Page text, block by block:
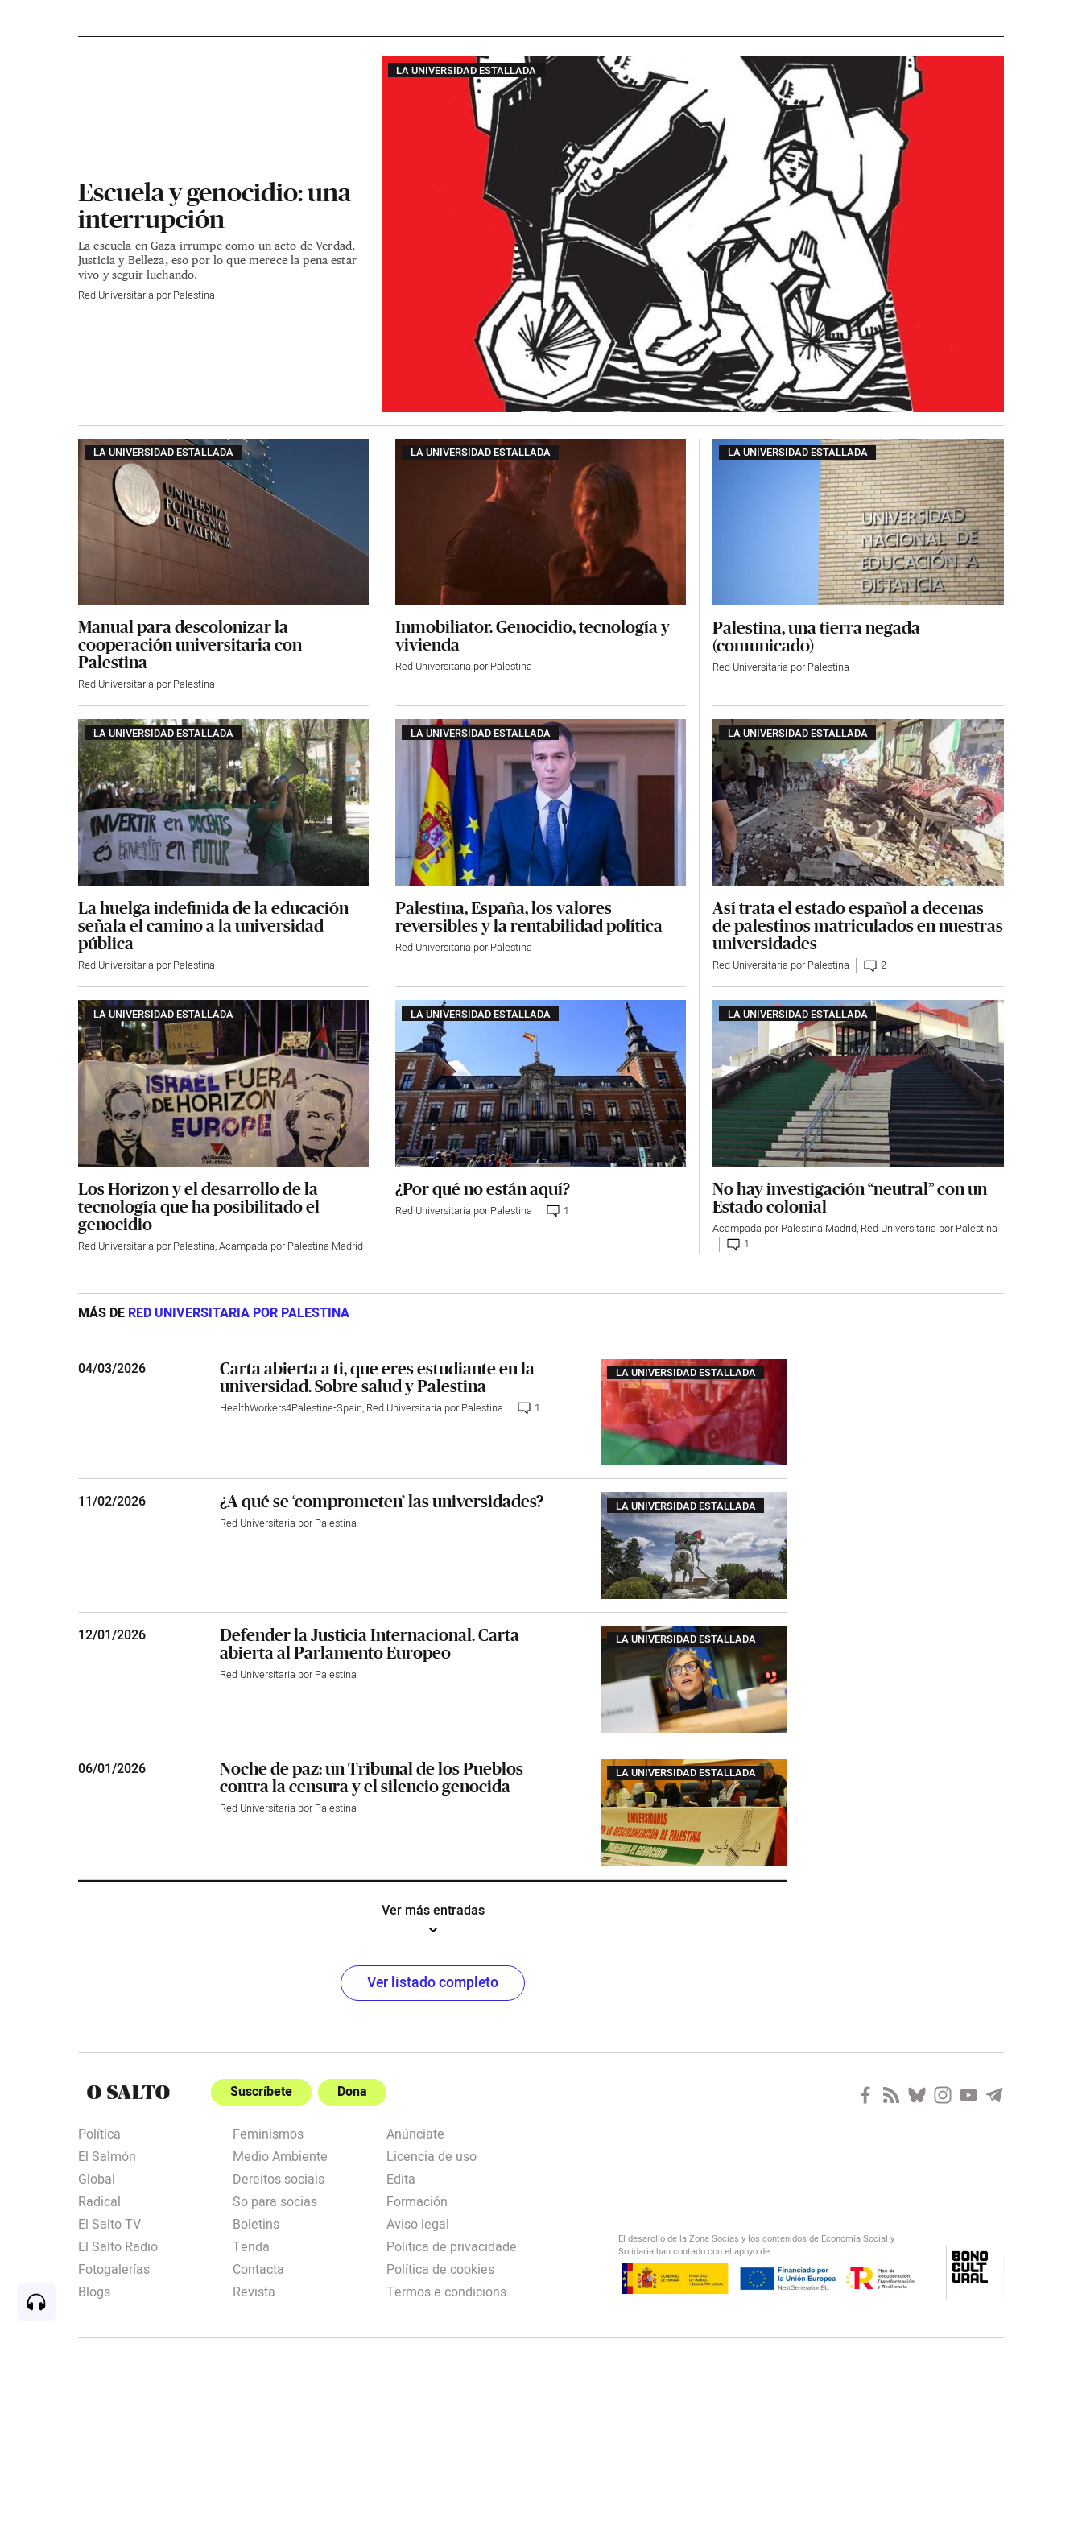
LA UNIVERSIDAD ESTALLADA
Escuela y genocidio: una
interrupción
La escuela en Gaza irrumpe como un acto de Verdad,
Justicia y Belleza, eso por lo que merece la pena estar
vivo y seguir luchando.
Red Universitaria por Palestina
LA UNIVERSIDAD ESTALLADA
Manual para descolonizar la
cooperación universitaria con
Palestina
Red Universitaria por Palestina
LA UNIVERSIDAD ESTALLADA
Inmobiliator. Genocidio, tecnología y
vivienda
Red Universitaria por Palestina
LA UNIVERSIDAD ESTALLADA
Palestina, una tierra negada
(comunicado)
Red Universitaria por Palestina
LA UNIVERSIDAD ESTALLADA
La huelga indefinida de la educación
señala el camino a la universidad
pública
Red Universitaria por Palestina
LA UNIVERSIDAD ESTALLADA
Palestina, España, los valores
reversibles y la rentabilidad política
Red Universitaria por Palestina
LA UNIVERSIDAD ESTALLADA
Así trata el estado español a decenas
de palestinos matriculados en nuestras
universidades
Red Universitaria por Palestina 2
LA UNIVERSIDAD ESTALLADA
Los Horizon y el desarrollo de la
tecnología que ha posibilitado el
genocidio
Red Universitaria por Palestina,Acampada por Palestina Madrid
LA UNIVERSIDAD ESTALLADA
¿Por qué no están aquí?
Red Universitaria por Palestina 1
LA UNIVERSIDAD ESTALLADA
No hay investigación “neutral” con un
Estado colonial
Acampada por Palestina Madrid, Red Universitaria por Palestina
1
MÁS DE RED UNIVERSITARIA POR PALESTINA
LA UNIVERSIDAD ESTALLADA
04/03/2026
Carta abierta a ti, que eres estudiante en la
universidad. Sobre salud y Palestina
HealthWorkers4Palestine-Spain, Red Universitaria por Palestina 1
LA UNIVERSIDAD ESTALLADA
11/02/2026 ¿A qué se ‘comprometen’ las universidades?
Red Universitaria por Palestina
LA UNIVERSIDAD ESTALLADA
12/01/2026
Defender la Justicia Internacional. Carta
abierta al Parlamento Europeo
Red Universitaria por Palestina
LA UNIVERSIDAD ESTALLADA
06/01/2026
Noche de paz: un Tribunal de los Pueblos
contra la censura y el silencio genocida
Red Universitaria por Palestina
Ver más entradas
Ver listado completo
Suscríbete Dona
Política
El Salmón
Global
Radical
El Salto TV
El Salto Radio
Fotogalerías
Blogs
Feminismos
Medio Ambiente
Dereitos sociais
So para socias
Boletins
Tenda
Contacta
Revista
Anúnciate
Licencia de uso
Edita
Formación
Aviso legal
Política de privacidade
Política de cookies
Termos e condicions
El desarollo de la Zona Socias y los contenidos de Economía Social y
Solidaria han contado con el apoyo de